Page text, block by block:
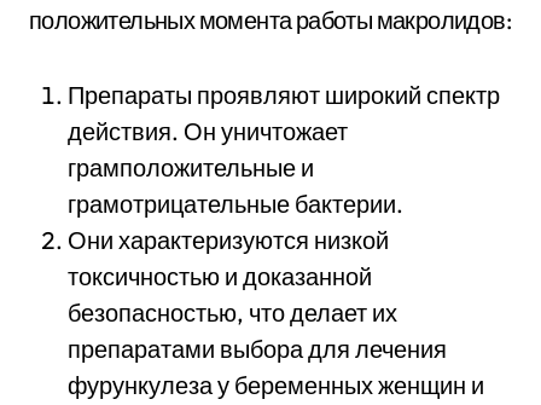
положительных момента работы макролидов:
Препараты проявляют широкий спектр
действия. Он уничтожает
грамположительные и
грамотрицательные бактерии.
Они характеризуются низкой
токсичностью и доказанной
безопасностью, что делает их
препаратами выбора для лечения
фурункулеза у беременных женщин и